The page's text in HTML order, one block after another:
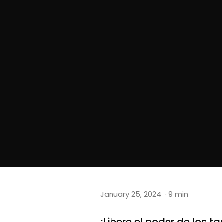
January 25, 2024 · 9 min